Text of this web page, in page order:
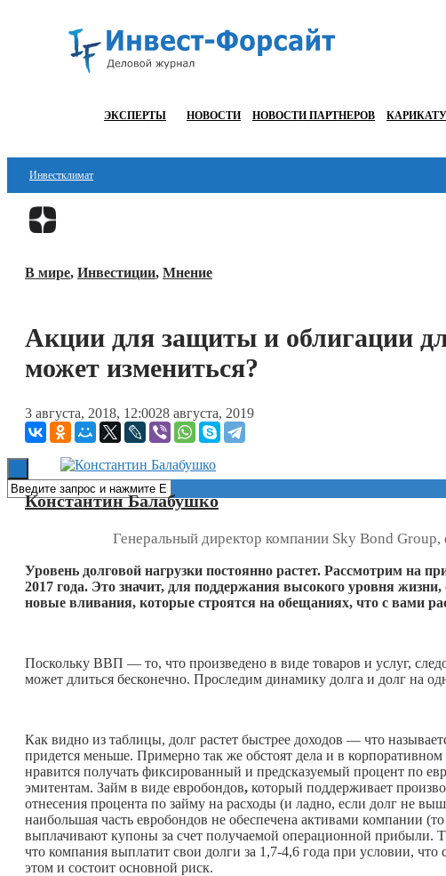
ЭКСПЕРТЫ НОВОСТИ НОВОСТИ ПАРТНЕРОВ
Инвестклимат
Финансы
Блокчейн
Технологии
Книги
В мире, Инвестиции, Мнение
Акции для защиты и облигации
может измениться?
3 августа, 2018, 12:0028 августа, 2019
Константин Балабушко
Генеральный директор компании Sky Bond
Уровень долговой нагрузки постоянно растет. Рассмотрим на
2017 года. Это значит, для поддержания высокого уровня
новые вливания, которые строятся на обещаниях, что с вами
Поскольку ВВП — то, что произведено в виде товаров и услуг,
может длиться бесконечно. Проследим динамику долга и долг на
Как видно из таблицы, долг растет быстрее доходов — что
придется меньше. Примерно так же обстоят дела и в
нравится получать фиксированный и предсказуемый процент по
эмитентам. Займ в виде евробондов, который поддерживает
отнесения процента по займу на расходы (и ладно, если долг не
наибольшая часть евробондов не обеспечена активами компании
выплачивают купоны за счет получаемой операционной прибыли.
что компания выплатит свои долги за 1,7-4,6 года при условии,
этом и состоит основной риск.